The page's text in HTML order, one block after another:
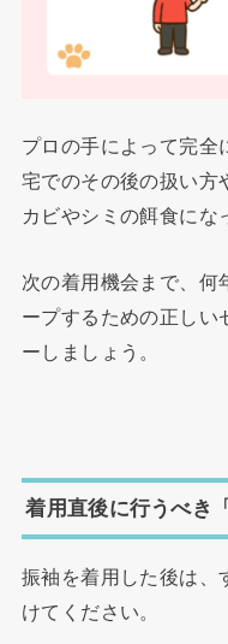
プロの手によって完全
宅でのその後の扱い方
カビやシミの餌食にな
次の着用機会まで、何
ープするための正しい
ーしましょう。
着用直後に行うべき
振袖を着用した後は、
けてください。